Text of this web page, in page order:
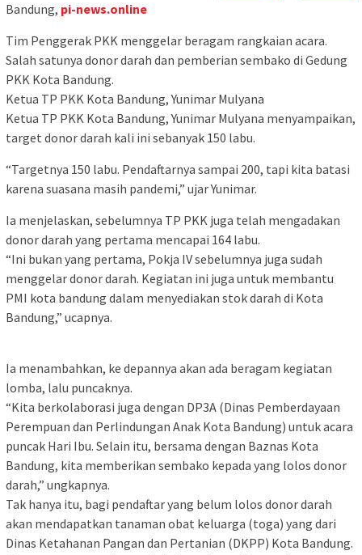
Bandung, pi-news.online
Tim Penggerak PKK menggelar beragam rangkaian acara.
Salah satunya donor darah dan pemberian sembako di Gedung
PKK Kota Bandung.
Ketua TP PKK Kota Bandung, Yunimar Mulyana
Ketua TP PKK Kota Bandung, Yunimar Mulyana menyampaikan,
target donor darah kali ini sebanyak 150 labu.
“Targetnya 150 labu. Pendaftarnya sampai 200, tapi kita batasi
karena suasana masih pandemi,” ujar Yunimar.
Ia menjelaskan, sebelumnya TP PKK juga telah mengadakan
donor darah yang pertama mencapai 164 labu.
“Ini bukan yang pertama, Pokja IV sebelumnya juga sudah
menggelar donor darah. Kegiatan ini juga untuk membantu
PMI kota bandung dalam menyediakan stok darah di Kota
Bandung,” ucapnya.
Ia menambahkan, ke depannya akan ada beragam kegiatan
lomba, lalu puncaknya.
“Kita berkolaborasi juga dengan DP3A (Dinas Pemberdayaan
Perempuan dan Perlindungan Anak Kota Bandung) untuk acara
puncak Hari Ibu. Selain itu, bersama dengan Baznas Kota
Bandung, kita memberikan sembako kepada yang lolos donor
darah,” ungkapnya.
Tak hanya itu, bagi pendaftar yang belum lolos donor darah
akan mendapatkan tanaman obat keluarga (toga) yang dari
Dinas Ketahanan Pangan dan Pertanian (DKPP) Kota Bandung.